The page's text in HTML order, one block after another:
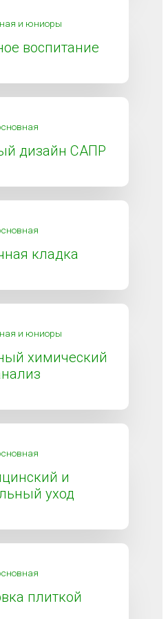
и юниоры
воспитание
дизайн САПР
кладка
и юниоры
химический
и
уход
плиткой